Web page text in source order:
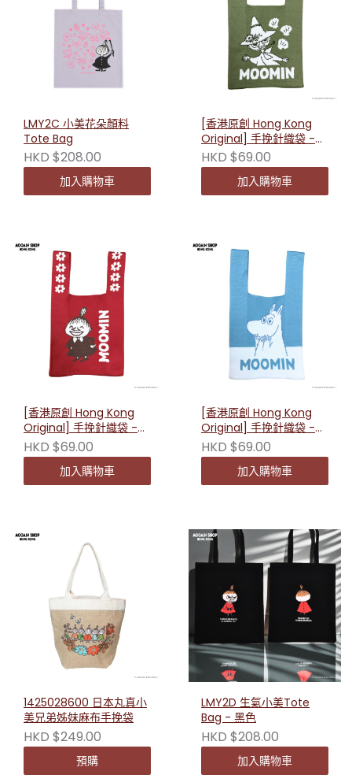
LMY2C 小美花朵顏料
Tote Bag
HKD $208.00
加入購物車
[香港原創 Hong Kong
Original] 手挽針織袋 -
史力奇 232669
HKD $69.00
加入購物車
[香港原創 Hong Kong
Original] 手挽針織袋 -
小美 232652
HKD $69.00
加入購物車
[香港原創 Hong Kong
Original] 手挽針織袋 -
姆明 232645
HKD $69.00
加入購物車
1425028600 日本丸真小
美兄弟姊妹麻布手挽袋
HKD $249.00
預購
LMY2D 生氣小美Tote
Bag - 黑色
HKD $208.00
加入購物車